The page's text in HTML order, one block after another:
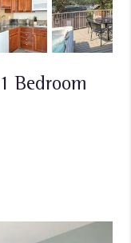
Bedroom